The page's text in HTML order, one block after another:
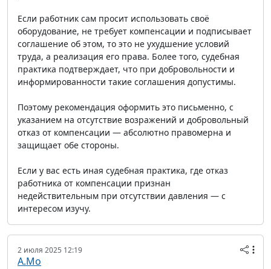
Если работник сам просит использовать своё
оборудование, не требует компенсации и подписывает
соглашение об этом, то это не ухудшение условий
труда, а реализация его права. Более того, судебная
практика подтверждает, что при добровольности и
информированности такие соглашения допустимы.
Поэтому рекомендация оформить это письменно, с
указанием на отсутствие возражений и добровольный
отказ от компенсации — абсолютно правомерна и
защищает обе стороны.
Если у вас есть иная судебная практика, где отказ
работника от компенсации признан
недействительным при отсутствии давления — с
интересом изучу.
2 июля 2025 12:19
А.Мо